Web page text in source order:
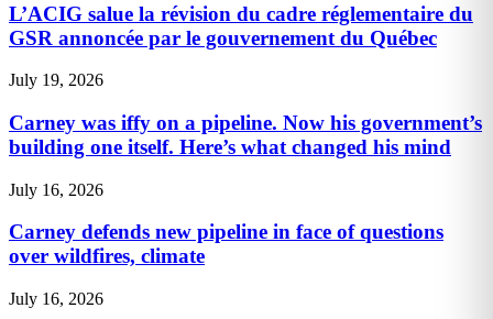
L’ACIG salue la révision du cadre réglementaire du
GSR annoncée par le gouvernement du Québec
July 19, 2026
Carney was iffy on a pipeline. Now his government’s
building one itself. Here’s what changed his mind
July 16, 2026
Carney defends new pipeline in face of questions
over wildfires, climate
July 16, 2026